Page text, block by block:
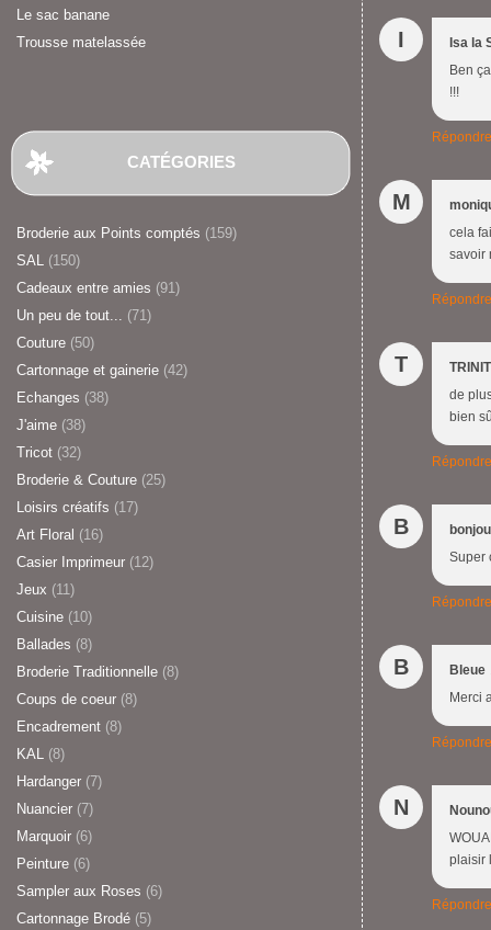
Le sac banane
Trousse matelassée
CATÉGORIES
Broderie aux Points comptés (159)
SAL (150)
Cadeaux entre amies (91)
Un peu de tout... (71)
Couture (50)
Cartonnage et gainerie (42)
Echanges (38)
J'aime (38)
Tricot (32)
Broderie & Couture (25)
Loisirs créatifs (17)
Art Floral (16)
Casier Imprimeur (12)
Jeux (11)
Cuisine (10)
Ballades (8)
Broderie Traditionnelle (8)
Coups de coeur (8)
Encadrement (8)
KAL (8)
Hardanger (7)
Nuancier (7)
Marquoir (6)
Peinture (6)
Sampler aux Roses (6)
Cartonnage Brodé (5)
I
Isa la
Ben
!!!
Répondre
M
cela
savoir
Répondre
T
de
bien
Répondre
B
Super
Répondre
B Bleue
Merci
Répondre
N
plaisir
Répondre